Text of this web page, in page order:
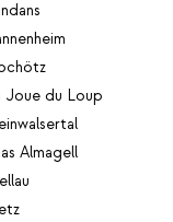
Joue du Loup
Almagell